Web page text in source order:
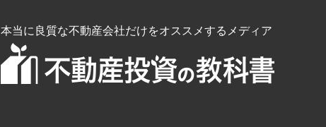
本当に良質な不動産会社だけをオススメするメディア